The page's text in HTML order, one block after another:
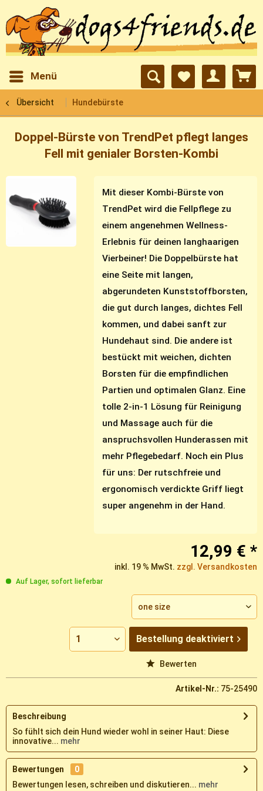
Menü
Übersicht Hundebürste
Doppel-Bürste von TrendPet pflegt langes
Fell mit genialer Borsten-Kombi
Mit dieser Kombi-Bürste von
TrendPet wird die Fellpflege zu
einem angenehmen Wellness-
Erlebnis für deinen langhaarigen
Vierbeiner! Die Doppelbürste hat
eine Seite mit langen,
abgerundeten Kunststoffborsten,
die gut durch langes, dichtes Fell
kommen, und dabei sanft zur
Hundehaut sind. Die andere ist
bestückt mit weichen, dichten
Borsten für die empfindlichen
Partien und optimalen Glanz. Eine
tolle 2-in-1 Lösung für Reinigung
und Massage auch für die
anspruchsvollen Hunderassen mit
mehr Pflegebedarf. Noch ein Plus
für uns: Der rutschfreie und
ergonomisch verdickte Griff liegt
super angenehm in der Hand.
12,99 € *
inkl. 19 % MwSt. zzgl. Versandkosten
Auf Lager, sofort lieferbar
Bestellung deaktiviert
Bewerten
Artikel-Nr.: 75-25490
Beschreibung
So fühlt sich dein Hund wieder wohl in seiner Haut: Diese
innovative... mehr
Bewertungen
0
Bewertungen lesen, schreiben und diskutieren... mehr